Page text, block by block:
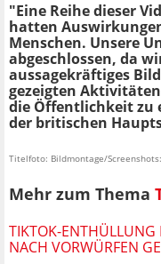
"Eine Reihe dieser
hatten
Menschen. Unsere
abgeschlossen, da
aussagekräftiges
gezeigten
die Öffentlichkeit zu
der britischen
Titelfoto: Bildmontage/
Mehr zum Thema
TIKTOK-ENTHÜLLUNG
NACH VORWÜRFEN